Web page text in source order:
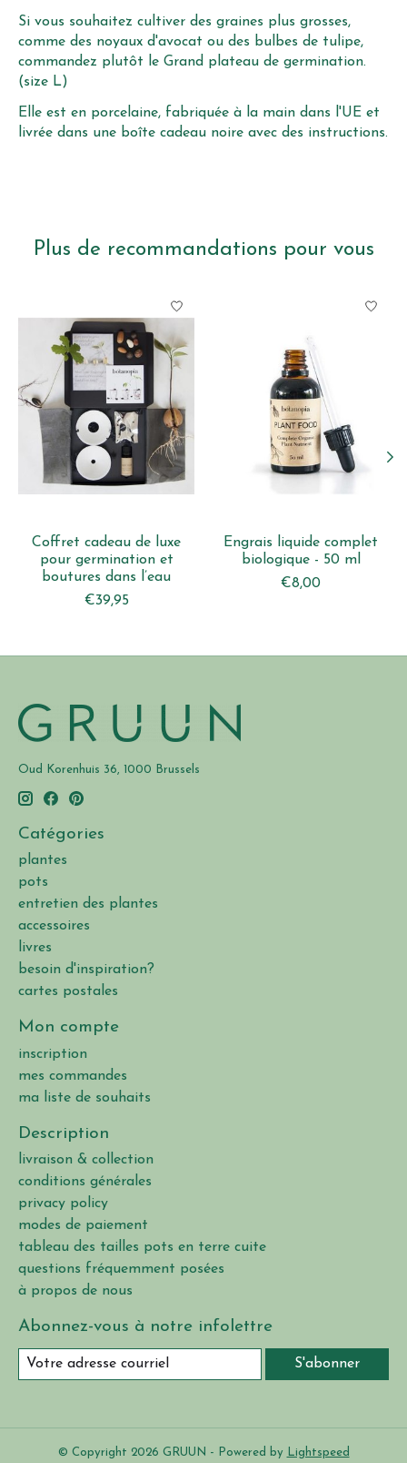
Si vous souhaitez cultiver des graines plus grosses,
comme des noyaux d'avocat ou des bulbes de tulipe,
commandez plutôt le Grand plateau de germination.
(size L)
Elle est en porcelaine, fabriquée à la main dans l'UE et
livrée dans une boîte cadeau noire avec des instructions.
Plus de recommandations pour vous
Coffret cadeau de luxe
pour germination et
boutures dans l’eau
€39,95
Engrais liquide complet
biologique - 50 ml
€8,00
Oud Korenhuis 36, 1000 Brussels
Catégories
plantes
pots
entretien des plantes
accessoires
livres
besoin d'inspiration?
cartes postales
Mon compte
inscription
mes commandes
ma liste de souhaits
Description
livraison & collection
conditions générales
privacy policy
modes de paiement
tableau des tailles pots en terre cuite
questions fréquemment posées
à propos de nous
Abonnez-vous à notre infolettre
S'abonner
© Copyright 2026 GRUUN - Powered by Lightspeed